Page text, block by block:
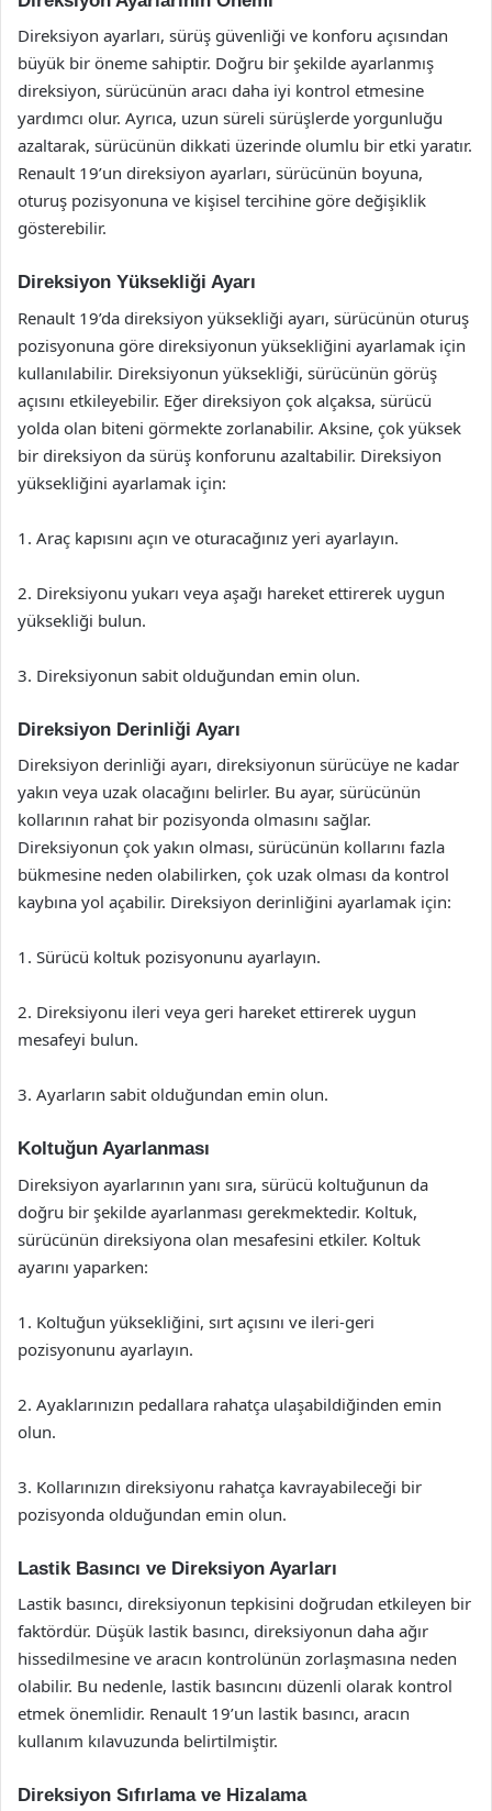
Direksiyon ayarları, sürüş güvenliği ve konforu açısından
büyük bir öneme sahiptir. Doğru bir şekilde ayarlanmış
direksiyon, sürücünün aracı daha iyi kontrol etmesine
yardımcı olur. Ayrıca, uzun süreli sürüşlerde yorgunluğu
azaltarak, sürücünün dikkati üzerinde olumlu bir etki yaratır.
Renault 19’un direksiyon ayarları, sürücünün boyuna,
oturuş pozisyonuna ve kişisel tercihine göre değişiklik
gösterebilir.
Direksiyon Yüksekliği Ayarı
Renault 19’da direksiyon yüksekliği ayarı, sürücünün oturuş
pozisyonuna göre direksiyonun yüksekliğini ayarlamak için
kullanılabilir. Direksiyonun yüksekliği, sürücünün görüş
açısını etkileyebilir. Eğer direksiyon çok alçaksa, sürücü
yolda olan biteni görmekte zorlanabilir. Aksine, çok yüksek
bir direksiyon da sürüş konforunu azaltabilir. Direksiyon
yüksekliğini ayarlamak için:
1. Araç kapısını açın ve oturacağınız yeri ayarlayın.
2. Direksiyonu yukarı veya aşağı hareket ettirerek uygun
yüksekliği bulun.
3. Direksiyonun sabit olduğundan emin olun.
Direksiyon Derinliği Ayarı
Direksiyon derinliği ayarı, direksiyonun sürücüye ne kadar
yakın veya uzak olacağını belirler. Bu ayar, sürücünün
kollarının rahat bir pozisyonda olmasını sağlar.
Direksiyonun çok yakın olması, sürücünün kollarını fazla
bükmesine neden olabilirken, çok uzak olması da kontrol
kaybına yol açabilir. Direksiyon derinliğini ayarlamak için:
1. Sürücü koltuk pozisyonunu ayarlayın.
2. Direksiyonu ileri veya geri hareket ettirerek uygun
mesafeyi bulun.
3. Ayarların sabit olduğundan emin olun.
Koltuğun Ayarlanması
Direksiyon ayarlarının yanı sıra, sürücü koltuğunun da
doğru bir şekilde ayarlanması gerekmektedir. Koltuk,
sürücünün direksiyona olan mesafesini etkiler. Koltuk
ayarını yaparken:
1. Koltuğun yüksekliğini, sırt açısını ve ileri-geri
pozisyonunu ayarlayın.
2. Ayaklarınızın pedallara rahatça ulaşabildiğinden emin
olun.
3. Kollarınızın direksiyonu rahatça kavrayabileceği bir
pozisyonda olduğundan emin olun.
Lastik Basıncı ve Direksiyon Ayarları
Lastik basıncı, direksiyonun tepkisini doğrudan etkileyen bir
faktördür. Düşük lastik basıncı, direksiyonun daha ağır
hissedilmesine ve aracın kontrolünün zorlaşmasına neden
olabilir. Bu nedenle, lastik basıncını düzenli olarak kontrol
etmek önemlidir. Renault 19’un lastik basıncı, aracın
kullanım kılavuzunda belirtilmiştir.
Direksiyon Sıfırlama ve Hizalama